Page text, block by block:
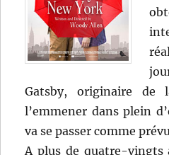
Gatsby, originaire
l’emmener dans plein
va se passer comme
A plus de quatre-vingts